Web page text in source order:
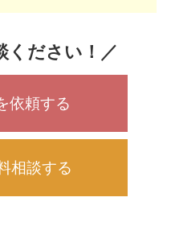
ください！／
依頼する
相談する